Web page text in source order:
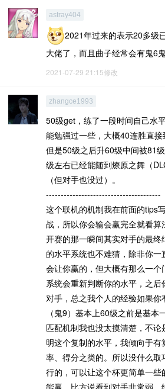
astray404
2021年过来的表示20多级
大佬了，而且曲子经常会有鬼6
2021-07-29 21:15修改
zhangce1993
50级get，练了一段时间自己水
能勉强过一些，大概40连胜直接
但是50级之后升60级中间被81
级左右已经能随到燎原之舞（
（但对手也没过）。
---------------------------------------
这个联机的机制我在前面的tips
战，所以你会输会赢完全就看
开赛的那一瞬间其实对手的最
的水平系统也不难猜，除非你
会让你赢的，但大概有那么一
系统会重新判断你的水平，之
对手，总之我个人的经验如果
（鬼9）基本上60级之前是基本
匹配机制我也没太摸清楚，不
明这个复制的水平，我倾向于有
率、得分之类的。所以没什么
行的，可以让这个杯更简单一
能赢，比方说看到对手非常弱